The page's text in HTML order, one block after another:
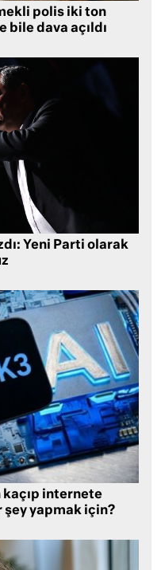
polis iki ton
bile dava açıldı
Yeni Parti olarak
internete
şey yapmak için?